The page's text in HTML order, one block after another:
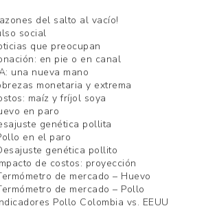
del salto al vacío!
social
que preocupan
en pie o en canal
una nueva mano
monetaria y extrema
maíz y fríjol soya
en paro
genética pollita
en el paro
genética pollito
de costos: proyección
de mercado – Huevo
de mercado – Pollo
Pollo Colombia vs. EEUU